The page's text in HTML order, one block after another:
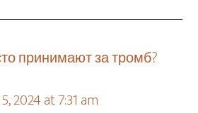
принимают за тромб?
2024 at 7:31 am